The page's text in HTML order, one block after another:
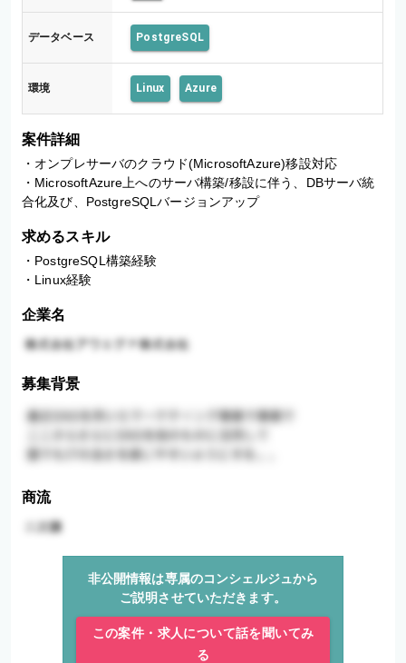
データベース PostgreSQL
環境 Linux Azure
案件詳細
・オンプレサーバのクラウド(MicrosoftAzure)移設対応
・MicrosoftAzure上へのサーバ構築/移設に伴う、DBサーバ統
合化及び、PostgreSQLバージョンアップ
求めるスキル
・PostgreSQL構築経験
・Linux経験
企業名
募集背景
商流
非公開情報は専属のコンシェルジュから
ご説明させていただきます。
この案件・求人について話を聞いてみ
る